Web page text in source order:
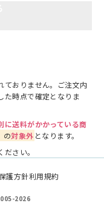
ておりません。ご注文内
た時点で確定となりま
に送料がかかっている商
の対象外 となります。
さい。
護方針利用規約
2026